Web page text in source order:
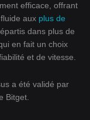
efficace, offrant
aux plus de
dans plus de
en fait un choix
et de vitesse.
a été validé par
Bitget.